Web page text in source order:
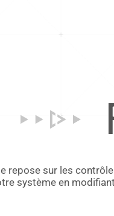
repose sur les
système en